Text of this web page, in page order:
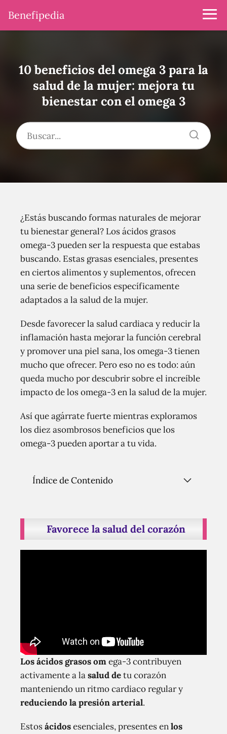
Benefipedia
10 beneficios del omega 3 para la
salud de la mujer: mejora tu
bienestar con el omega 3
¿Estás buscando formas naturales de mejorar
tu bienestar general? Los ácidos grasos
omega-3 pueden ser la respuesta que estabas
buscando. Estas grasas esenciales, presentes
en ciertos alimentos y suplementos, ofrecen
una serie de beneficios específicamente
adaptados a la salud de la mujer.
Desde favorecer la salud cardiaca y reducir la
inflamación hasta mejorar la función cerebral
y promover una piel sana, los omega-3 tienen
mucho que ofrecer. Pero eso no es todo: aún
queda mucho por descubrir sobre el increíble
impacto de los omega-3 en la salud de la mujer.
Así que agárrate fuerte mientras exploramos
los diez asombrosos beneficios que los
omega-3 pueden aportar a tu vida.
Índice de Contenido
Favorece la salud del corazón
Los ácidos grasos omega-3 contribuyen
activamente a lasalud detu corazón
manteniendo un ritmo cardiaco regular y
reduciendo la presión arterial.
Estosácidosesenciales, presentes enlos